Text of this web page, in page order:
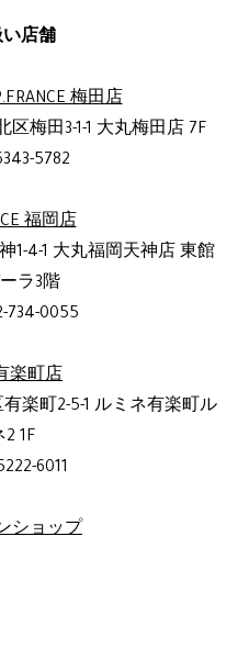
店舗
梅田店
梅田3-1-1 大丸梅田店 7F
5782
福岡店
1-4-1 大丸福岡天神店 東館
ラ3階
734-0055
楽町店
楽町2-5-1 ルミネ有楽町ル
2 1F
6011
ショップ